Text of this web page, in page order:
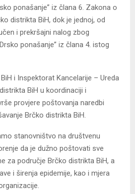
ponašanje” iz člana 6. Zakona o
distrikta BiH, dok je jednoj, od
i prekršajni nalog zbog
ponašanje” iz člana 4. istog
i Inspektorat Kancelarije – Ureda
BiH u koordinaciji i
provjere poštovanja naredbi
Brčko distrikta BiH.
stanovništvo na društvenu
da je dužno poštovati sve
za područje Brčko distrikta BiH, a
i širenja epidemije, kao i mjera